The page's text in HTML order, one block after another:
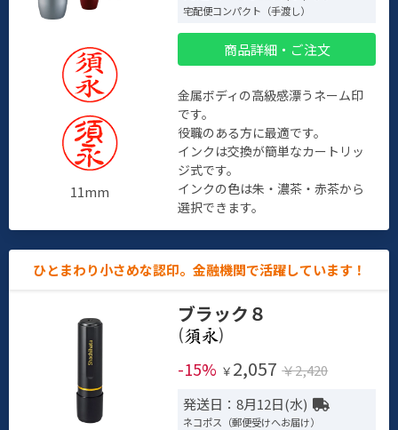
11mm
宅配便コンパクト（手渡し）
商品詳細・ご注文
金属ボディの高級感漂うネーム印
です。
役職のある方に最適です。
インクは交換が簡単なカートリッ
ジ式です。
インクの色は朱・濃茶・赤茶から
選択できます。
ひとまわり小さめな認印。金融機関で活躍しています！
ブラック８
(
)
-15% ￥ 2,057 ￥2,420
発送日：8月12日(水)
ネコポス（郵便受けへお届け）